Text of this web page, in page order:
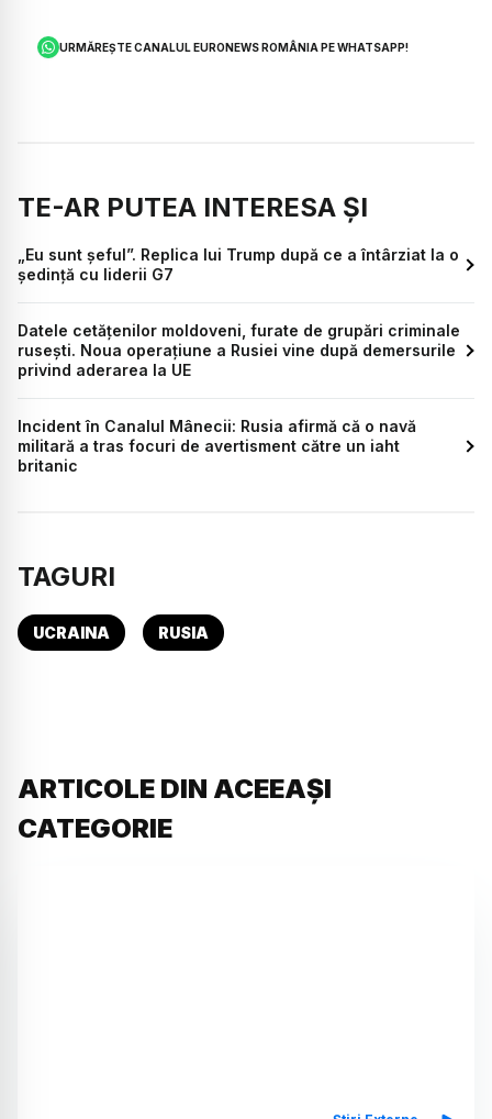
URMĂREȘTE CANALUL EURONEWS ROMÂNIA PE WHATSAPP!
TE-AR PUTEA INTERESA ȘI
„Eu sunt șeful”. Replica lui Trump după ce a întârziat la o
ședință cu liderii G7
Datele cetățenilor moldoveni, furate de grupări criminale
rusești. Noua operațiune a Rusiei vine după demersurile
privind aderarea la UE
Incident în Canalul Mânecii: Rusia afirmă că o navă
militară a tras focuri de avertisment către un iaht
britanic
TAGURI
UCRAINA RUSIA
ARTICOLE DIN ACEEAȘI
CATEGORIE